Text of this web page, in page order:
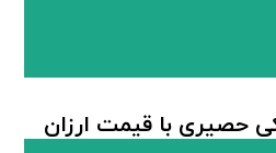
حصیری با قیمت ارزان